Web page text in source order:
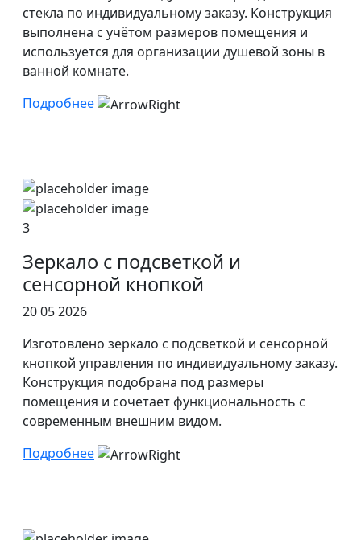
стекла по индивидуальному заказу. Конструкция
выполнена с учётом размеров помещения и
используется для организации душевой зоны в
ванной комнате.
Подробнее
3
Зеркало с подсветкой и
сенсорной кнопкой
20 05 2026
Изготовлено зеркало с подсветкой и сенсорной
кнопкой управления по индивидуальному заказу.
Конструкция подобрана под размеры
помещения и сочетает функциональность с
современным внешним видом.
Подробнее